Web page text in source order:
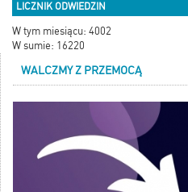
LICZNIK ODWIEDZIN
W tym miesiącu: 4002
W sumie: 16220
WALCZMY Z PRZEMOCĄ